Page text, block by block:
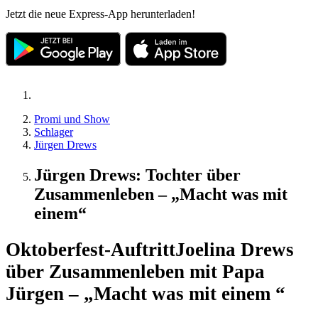
Jetzt die neue Express-App herunterladen!
Promi und Show
Schlager
Jürgen Drews
Jürgen Drews: Tochter über
Zusammenleben – „Macht was mit
einem“
Oktoberfest-AuftrittJoelina Drews
über Zusammenleben mit Papa
Jürgen – „Macht was mit einem “